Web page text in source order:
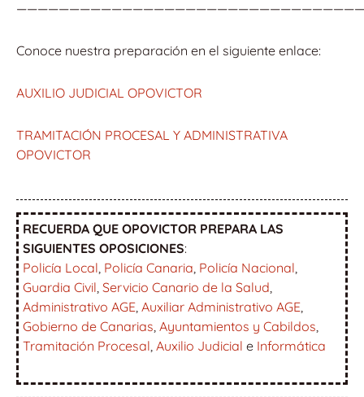
Conoce nuestra preparación en el siguiente enlace:
AUXILIO JUDICIAL OPOVICTOR
TRAMITACIÓN PROCESAL Y ADMINISTRATIVA
OPOVICTOR
RECUERDA QUE OPOVICTOR PREPARA LAS
SIGUIENTES OPOSICIONES:
Policía Local Policía Canaria Policía Nacional
Guardia Civil Servicio Canario de la Salud
Administrativo AGE Auxiliar Administrativo AGE
Gobierno de Canarias Ayuntamientos y Cabildos
Tramitación Procesal Auxilio Judicial e Informática